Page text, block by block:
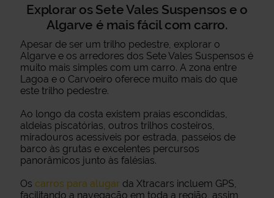
Explorar os Sete Vales Suspensos e o
Algarve é mais fácil com carro.
Apesar de ser um trilho pedestre, explorar o
Algarve e os arredores dos Sete Vales Suspensos é
muito mais simples com um carro. A zona entre
Lagoa e o Carvoeiro oferece muito mais do que
este trilho pedestre.
Ao longo da costa existem praias escondidas,
aldeias piscatórias, outros trilhos costeiros,
miradouros acessíveis por estrada, passeios de
barco às grutas e excelentes percursos
panorâmicos junto às falésias.
Os carros para alugarda Xtracars incluem GPS,
facilitando a navegação em toda a região, assim